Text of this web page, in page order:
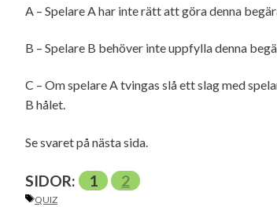
A – Spelare A har inte rätt att göra denna
B – Spelare B behöver inte uppfylla denna
C – Om spelare A tvingas slå ett slag med
B hålet.
Se svaret på nästa sida.
SIDOR: 1 2
ETIKETTER
QUIZ